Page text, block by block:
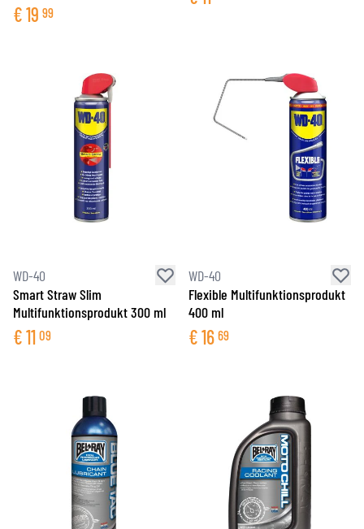
€19 99
WD-40
Smart Straw Slim
Multifunktionsprodukt 300 ml
€11 09
WD-40
Flexible Multifunktionsprodukt
400 ml
€16 69